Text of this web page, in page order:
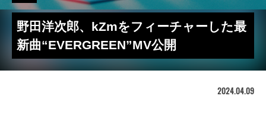
野田洋次郎、kZmをフィーチャーした最
新曲“EVERGREEN”MV公開
2024.04.09